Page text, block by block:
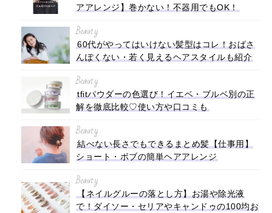
アアレンジ】巻かない！不器用でもOK！
Beauty
60代がやってはいけない髪型はコレ！おばさ
んぽくない・若く見えるヘアスタイルも紹介
Beauty
tfitパウダーの色選び！イエベ・ブルベ別の正
解を徹底比較♡使い方や口コミも
Beauty
結べない長さでもできるまとめ髪【仕事用】
ショート・ボブの簡単ヘアアレンジ
Beauty
【ネイルグルーの落とし方】お湯や除光液
で！ダイソー・セリアやキャンドゥの100均お